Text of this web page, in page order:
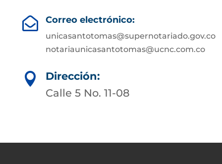
 Correo electrónico:
unicasantotomas@supernotariado.gov.co
notariaunicasantotomas@ucnc.com.co

Dirección:
Calle 5 No. 11-08